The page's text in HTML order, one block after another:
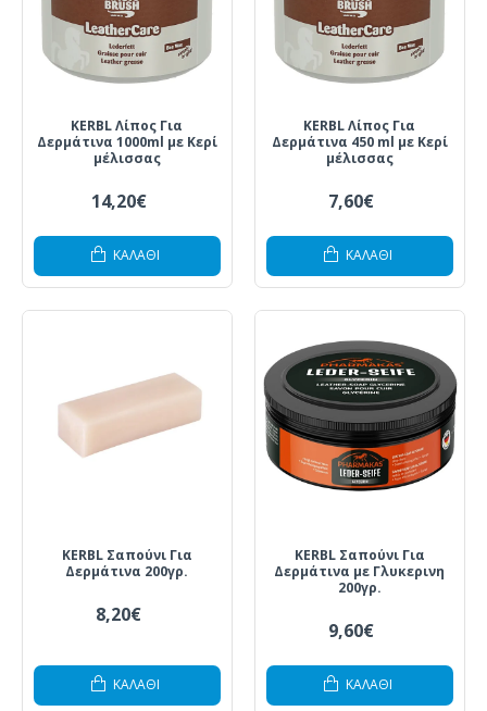
KERBL Λίπος Για
Δερμάτινα 1000ml με Κερί
μέλισσας
14,20€
ΚΑΛΆΘΙ
KERBL Λίπος Για
Δερμάτινα 450 ml με Κερί
μέλισσας
7,60€
ΚΑΛΆΘΙ
KERBL Σαπούνι Για
Δερμάτινα 200γρ.
8,20€
ΚΑΛΆΘΙ
KERBL Σαπούνι Για
Δερμάτινα με Γλυκερινη
200γρ.
9,60€
ΚΑΛΆΘΙ